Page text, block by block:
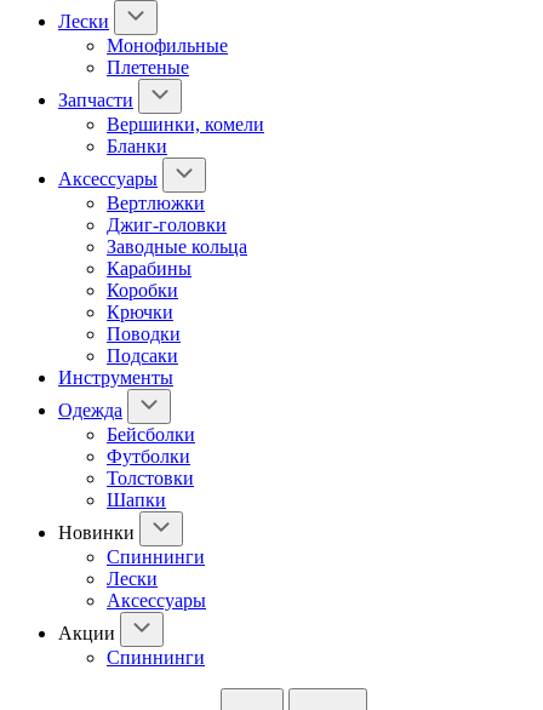
Лески
Монофильные
Плетеные
Запчасти
Вершинки, комели
Бланки
Аксессуары
Вертлюжки
Джиг-головки
Заводные кольца
Карабины
Коробки
Крючки
Поводки
Подсаки
Инструменты
Одежда
Бейсболки
Футболки
Толстовки
Шапки
Новинки
Спиннинги
Лески
Аксессуары
Акции
Спиннинги